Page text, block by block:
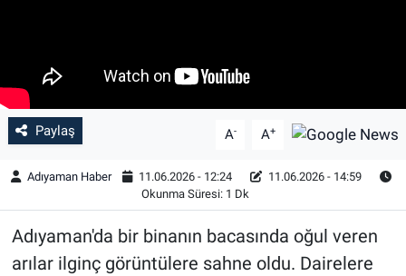
Paylaş A- A+
Adıyaman Haber 11.06.2026 - 12:24
11.06.2026 - 14:59
Okunma Süresi: 1 Dk
Adıyaman'da bir binanın bacasında oğul veren
arılar ilginç görüntülere sahne oldu. Dairelere
Eğitim
Ekonomi
Çevre
BİLİM VE TEKNOLOJİ